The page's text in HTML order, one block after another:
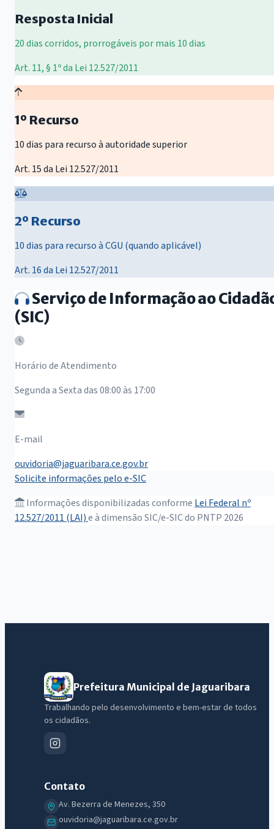
Resposta Inicial
20 dias corridos, prorrogáveis por mais 10 dias
Art. 11, § 1º da Lei 12.527/2011
1º Recurso
10 dias para recurso à autoridade superior
Art. 15 da Lei 12.527/2011
2º Recurso
10 dias para recurso à CGU (quando aplicável)
Art. 16 da Lei 12.527/2011
Serviço de Informação ao
(SIC)
Horário de Atendimento
Segunda a Sexta das 08:00 às 17:00
E-mail
ouvidoria@jaguaribara.ce.gov.br
Solicite informações pelo e-SIC
Informações disponibilizadas conforme Lei Federal nº
12.527/2011 (LAI)e à dimensão SIC/e-SIC do PNTP 2026
Prefeitura Municipal de Jaguaribara
Trabalhando pelo desenvolvimento e bem-estar de todos
os cidadãos.
Contato
Av. Bezerra de Menezes, 350
ouvidoria@jaguaribara.ce.gov.br